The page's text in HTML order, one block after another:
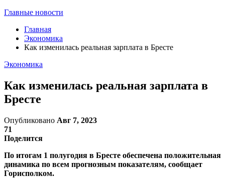
Главные новости
Главная
Экономика
Как изменилась реальная зарплата в Бресте
Экономика
Как изменилась реальная зарплата в
Бресте
Опубликовано Авг 7, 2023
71
Поделится
По итогам 1 полугодия в Бресте обеспечена положительная
динамика по всем прогнозным показателям, сообщает
Горисполком.